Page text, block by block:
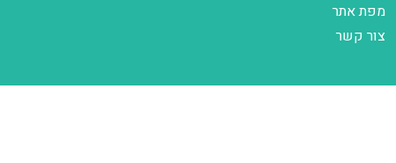
מפת אתר
צור קשר